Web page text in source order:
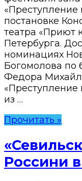
«Преступление
постановке
театра «Приют
Петербурга.
номинациях
Богомолова по
Федора
«Преступление
из …
Прочитать »
Россини